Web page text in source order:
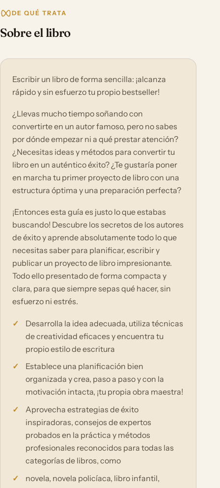
DE QUÉ TRATA
Sobre el libro
Escribir un libro de forma sencilla: ¡alcanza
rápido y sin esfuerzo tu propio bestseller!
¿Llevas mucho tiempo soñando con
convertirte en un autor famoso, pero no sabes
por dónde empezar ni a qué prestar atención?
¿Necesitas ideas y métodos para convertir tu
libro en un auténtico éxito? ¿Te gustaría poner
en marcha tu primer proyecto de libro con una
estructura óptima y una preparación perfecta?
¡Entonces esta guía es justo lo que estabas
buscando! Descubre los secretos de los autores
de éxito y aprende absolutamente todo lo que
necesitas saber para planificar, escribir y
publicar un proyecto de libro impresionante.
Todo ello presentado de forma compacta y
clara, para que siempre sepas qué hacer, sin
esfuerzo ni estrés.
Desarrolla la idea adecuada, utiliza técnicas
de creatividad eficaces y encuentra tu
propio estilo de escritura
Establece una planificación bien
organizada y crea, paso a paso y con la
motivación intacta, ¡tu propia obra maestra!
Aprovecha estrategias de éxito
inspiradoras, consejos de expertos
probados en la práctica y métodos
profesionales reconocidos para todas las
categorías de libros, como
novela, novela policíaca, libro infantil,